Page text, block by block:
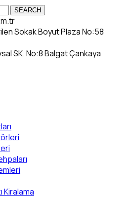
SEARCH
Sokak Boyut Plaza No:58
SK. No:8 Balgat Çankaya
Kiralama